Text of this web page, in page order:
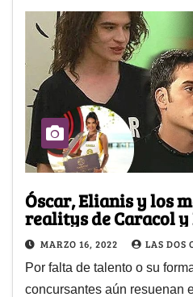
Óscar, Elianis y los
realitys de Caracol y
MARZO 16, 2022 LAS DOS
Por falta de talento o su
concursantes aún resuenan